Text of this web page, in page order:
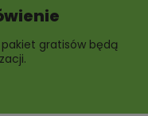
pakiet gratisów będą